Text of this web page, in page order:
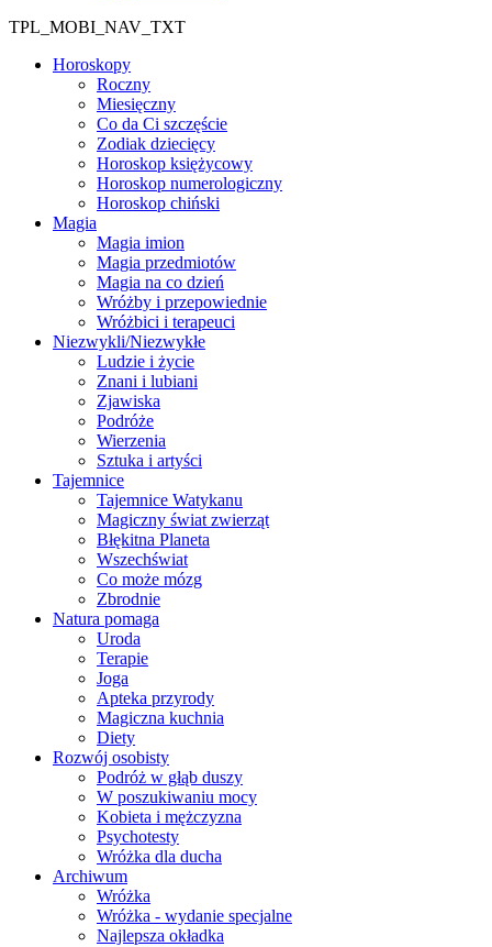
TPL_MOBI_NAV_TXT
Horoskopy
Roczny
Miesięczny
Co da Ci szczęście
Zodiak dziecięcy
Horoskop księżycowy
Horoskop numerologiczny
Horoskop chiński
Magia
Magia imion
Magia przedmiotów
Magia na co dzień
Wróżby i przepowiednie
Wróżbici i terapeuci
Niezwykli/Niezwykłe
Ludzie i życie
Znani i lubiani
Zjawiska
Podróże
Wierzenia
Sztuka i artyści
Tajemnice
Tajemnice Watykanu
Magiczny świat zwierząt
Błękitna Planeta
Wszechświat
Co może mózg
Zbrodnie
Natura pomaga
Uroda
Terapie
Joga
Apteka przyrody
Magiczna kuchnia
Diety
Rozwój osobisty
Podróż w głąb duszy
W poszukiwaniu mocy
Kobieta i mężczyzna
Psychotesty
Wróżka dla ducha
Archiwum
Wróżka
Wróżka - wydanie specjalne
Najlepsza okładka